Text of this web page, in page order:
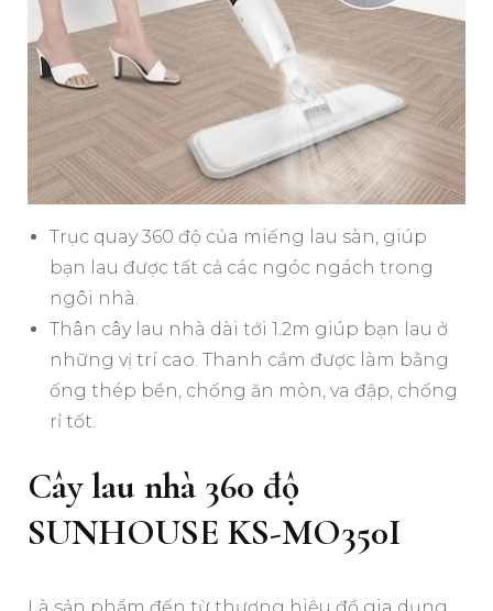
Trục quay 360 độ của miếng lau sàn, giúp
bạn lau được tất cả các ngóc ngách trong
ngôi nhà.
Thân cây lau nhà dài tới 1.2m giúp bạn lau ở
những vị trí cao. Thanh cầm được làm bằng
ống thép bền, chống ăn mòn, va đập, chống
rỉ tốt.
Cây lau nhà 360 độ
SUNHOUSE KS-MO350I
Là sản phẩm đến từ thương hiệu đồ gia dụng